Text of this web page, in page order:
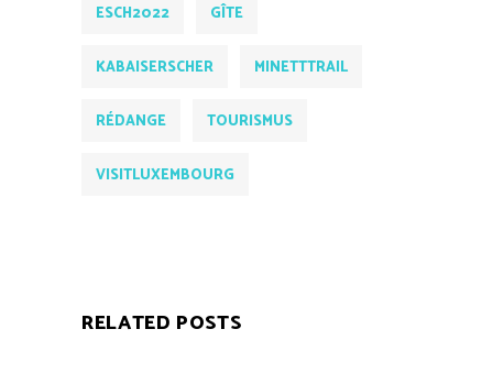
ESCH2022 GÎTE
KABAISERSCHER MINETTTRAIL
RÉDANGE TOURISMUS
VISITLUXEMBOURG
RELATED POSTS